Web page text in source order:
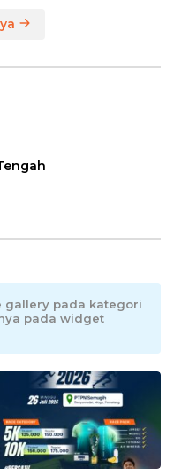
gallery pada kategori
pada widget